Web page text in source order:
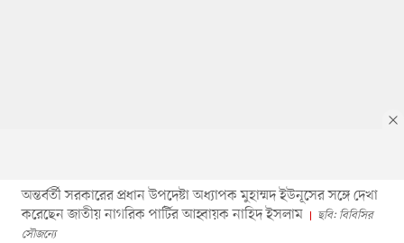
অন্তর্বর্তী সরকারের প্রধান উপদেষ্টা অধ্যাপক মুহাম্মদ ইউনূসের সঙ্গে দেখা
করেছেন জাতীয় নাগরিক পার্টির আহ্বায়ক নাহিদ ইসলাম
ছবি: বিবিসির
সৌজন্যে